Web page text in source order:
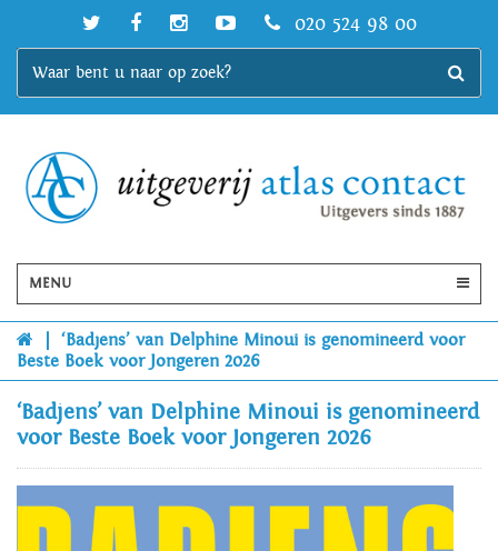
020 524 98 00
MENU
‘Badjens’ van Delphine Minoui is genomineerd voor
Beste Boek voor Jongeren 2026
‘Badjens’ van Delphine Minoui is genomineerd
voor Beste Boek voor Jongeren 2026